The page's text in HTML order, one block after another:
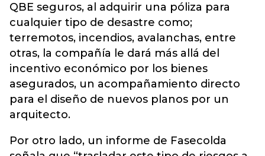
QBE seguros, al adquirir una póliza para
cualquier tipo de desastre como;
terremotos, incendios, avalanchas, entre
otras, la compañía le dará más allá del
incentivo económico por los bienes
asegurados, un acompañamiento directo
para el diseño de nuevos planos por un
arquitecto.
Por otro lado, un informe de Fasecolda